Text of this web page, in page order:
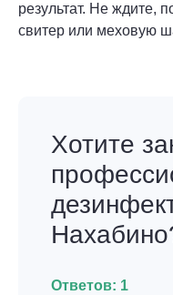
результат. Не ждите,
свитер или меховую
Хотите
Ответов: 1